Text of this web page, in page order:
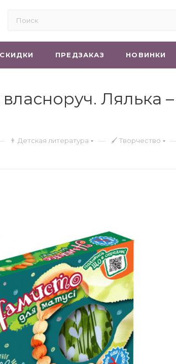
СКИДКИ ПРЕДЗАКАЗ НОВИНКИ
Лялька
👨 Детская литература — 🖌 Творчество